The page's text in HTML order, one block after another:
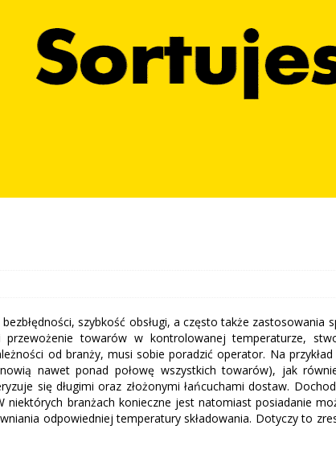
szybkość obsługi, a często także
towarów w kontrolowanej temperaturze,
od branży, musi sobie poradzić operator. Na
nawet ponad połowę wszystkich towarów), jak
się długimi oraz złożonymi łańcuchami dostaw.
branżach konieczne jest natomiast posiadanie
odpowiedniej temperatury składowania. Dotyczy to